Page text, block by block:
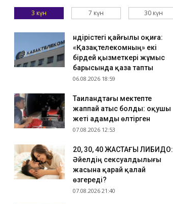
3 күн 7 күн 30 күн
Өндірістегі қайғылы оқиға:
«Қазақтелекомның» екі
бірдей қызметкері жұмыс
барысында қаза тапты
06.08.2026 18:59
Таиландтағы мектепте
жаппай атыс болды: оқушы
жеті адамды өлтірген
07.08.2026 12:53
​20, 30, 40 ЖАСТАҒЫ ЛИБИДО:
Әйелдің сексуалдылығы
жасына қарай қалай
өзгереді?
07.08.2026 21:40